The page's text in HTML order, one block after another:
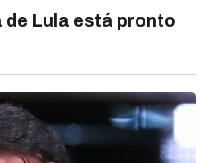
de Lula está pronto